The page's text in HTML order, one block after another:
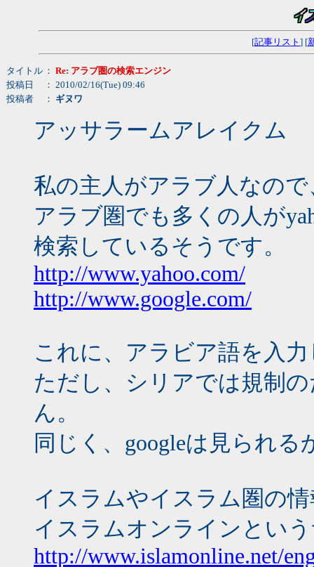
[記事リスト ] [
タイトル ： Re: アラブ圏の検索エンジン
投稿日
： 2010/02/16(Tue) 09:46
投稿者
： ギヌワ
アッサラームアレイクム
私の主人がアラブ人なの
アラブ圏でも多くの人が
検索しているそうです。
http://www.yahoo.com/
http://www.google.com/
これに、アラビア語を入
ただし、シリアでは規制
ん。
同じく、googleは見られ
イスラムやイスラム圏の
イスラムオンラインとい
http://www.islamonline.net/